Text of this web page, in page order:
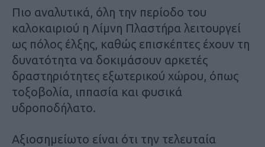
Πιο αναλυτικά, όλη την περίοδο του
καλοκαιριού η Λίμνη Πλαστήρα λειτουργεί
ως πόλος έλξης, καθώς επισκέπτες έχουν τη
δυνατότητα να δοκιμάσουν αρκετές
δραστηριότητες εξωτερικού χώρου, όπως
τοξοβολία, ιππασία και φυσικά
υδροποδήλατο.
Αξιοσημείωτο είναι ότι την τελευταία